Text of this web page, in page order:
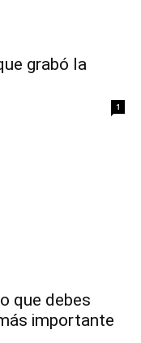
grabó la
1
que debes
importante